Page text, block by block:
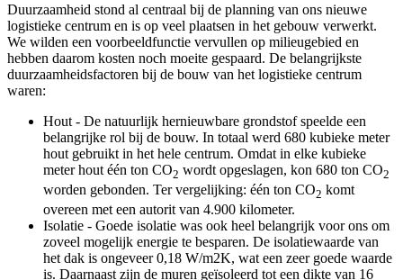
Duurzaamheid stond al centraal bij de planning van ons nieuwe
logistieke centrum en is op veel plaatsen in het gebouw verwerkt.
We wilden een voorbeeldfunctie vervullen op milieugebied en
hebben daarom kosten noch moeite gespaard. De belangrijkste
duurzaamheidsfactoren bij de bouw van het logistieke centrum
waren:
Hout - De natuurlijk hernieuwbare grondstof speelde een
belangrijke rol bij de bouw. In totaal werd 680 kubieke meter
hout gebruikt in het hele centrum. Omdat in elke kubieke
meter hout één ton CO2 wordt opgeslagen, kon 680 ton CO2
worden gebonden. Ter vergelijking: één ton CO2 komt
overeen met een autorit van 4.900 kilometer.
Isolatie - Goede isolatie was ook heel belangrijk voor ons om
zoveel mogelijk energie te besparen. De isolatiewaarde van
het dak is ongeveer 0,18 W/m2K, wat een zeer goede waarde
is. Daarnaast zijn de muren geïsoleerd tot een dikte van 16